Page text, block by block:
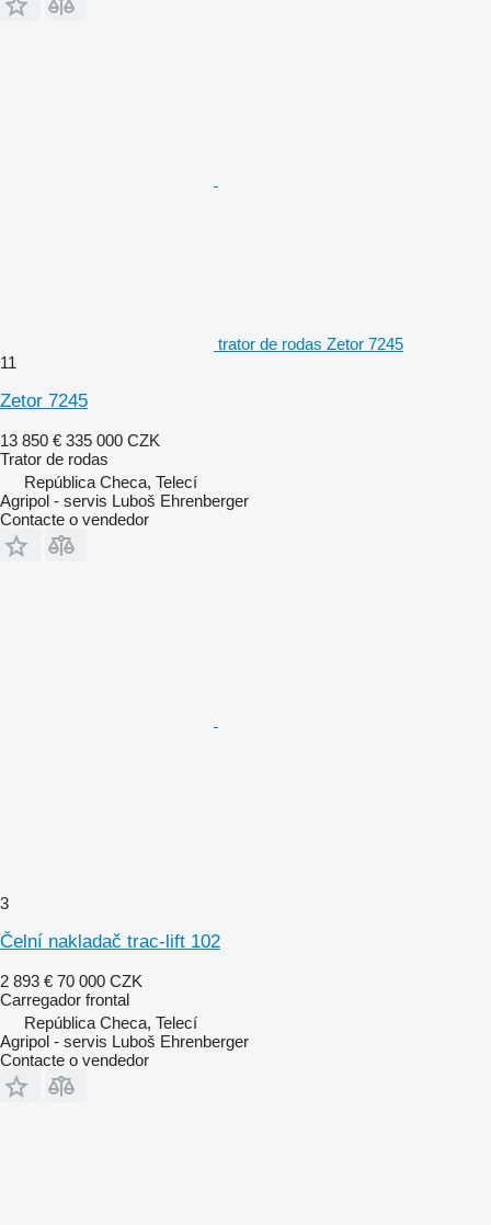
trator de rodas Zetor 7245
11
Zetor 7245
13 850 € 335 000 CZK
Trator de rodas
República Checa, Telecí
Agripol - servis Luboš Ehrenberger
Contacte o vendedor
3
Čelní nakladač trac-lift 102
2 893 € 70 000 CZK
Carregador frontal
República Checa, Telecí
Agripol - servis Luboš Ehrenberger
Contacte o vendedor